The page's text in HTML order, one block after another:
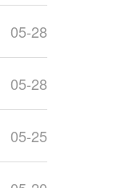
05-28
05-28
05-25